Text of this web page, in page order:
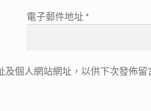
電子郵件地址 *
個人網站網址，以供下次發佈留